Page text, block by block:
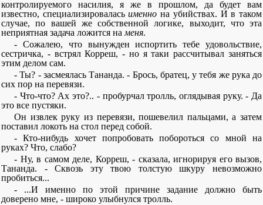
контролируемого насилия, я же в прошлом, да будет вам
известно, специализироваласьименно на убийствах. И в таком
случае, по вашей же собственной логике, выходит, что эта
неприятная задача ложится на меня.
- Сожалею, что вынужден испортить тебе удовольствие,
сестричка, - встрял Корреш, - но я таки рассчитывал заняться
этим делом сам.
- Ты? - засмеялась Тананда. - Брось, братец, у тебя же рука до
сих пор на перевязи.
- Что-что? Ах это?.. - пробурчал тролль, оглядывая руку. - Да
это все пустяки.
Он извлек руку из перевязи, пошевелил пальцами, а затем
поставил локоть на стол перед собой.
- Кто-нибудь хочет попробовать побороться со мной на
руках? Что, слабо?
- Ну, в самом деле, Корреш, - сказала, игнорируя его вызов,
Тананда. - Сквозь эту твою толстую шкуру невозможно
пробиться...
- ...И именно по этой причине задание должно быть
доверено мне, - широко улыбнулся тролль.